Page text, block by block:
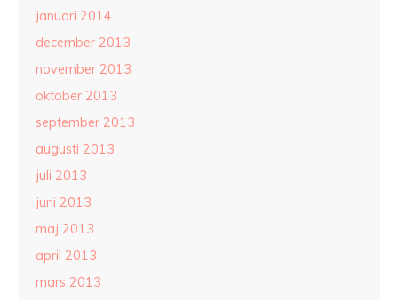
januari 2014
december 2013
november 2013
oktober 2013
september 2013
augusti 2013
juli 2013
juni 2013
maj 2013
april 2013
mars 2013